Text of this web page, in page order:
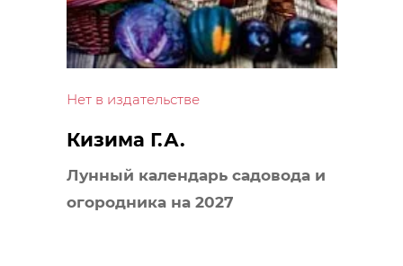
Нет в издательстве
Кизима Г.А.
Лунный календарь садовода и
огородника на 2027